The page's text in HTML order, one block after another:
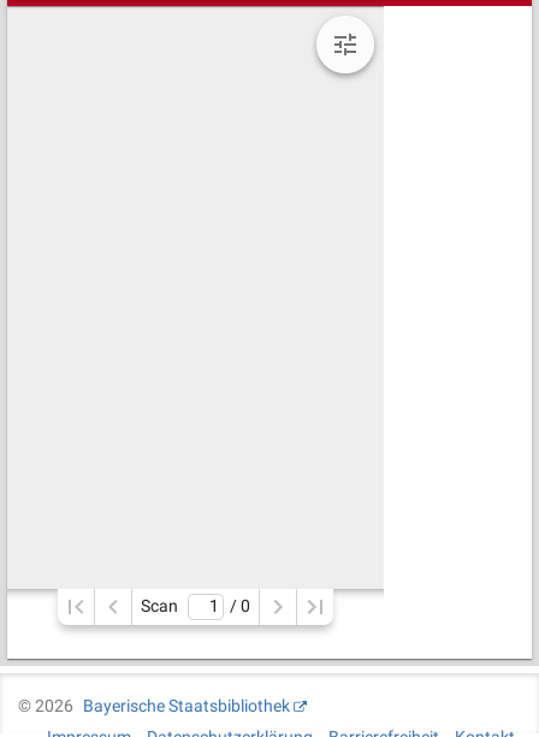
Scan / 0
©2026
Bayerische Staatsbibliothek